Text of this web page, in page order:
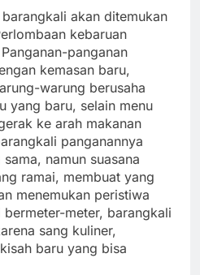
akan ditemukan
kebaruan
panganan
kemasan baru,
warung berusaha
yang baru, selain menu
ke arah makanan
panganannya
namun suasana
ramai, membuat yang
menemukan peristiwa
meter, barangkali
sang kuliner,
baru yang bisa